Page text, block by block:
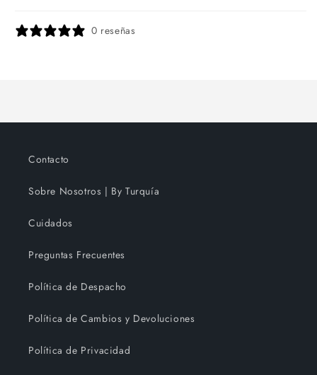
0 reseñas
Contacto
Sobre Nosotros | By Turquía
Cuidados
Preguntas Frecuentes
Política de Despacho
Política de Cambios y Devoluciones
Política de Privacidad